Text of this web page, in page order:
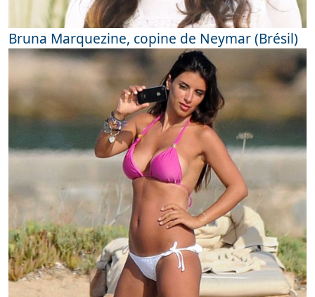
Bruna Marquezine, copine de Neymar (Brésil)